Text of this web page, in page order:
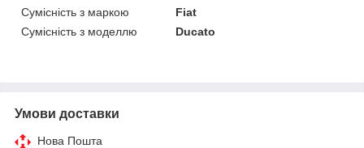
Сумісність з маркою
Fiat
Сумісність з моделлю
Ducato
Умови доставки
Нова Пошта